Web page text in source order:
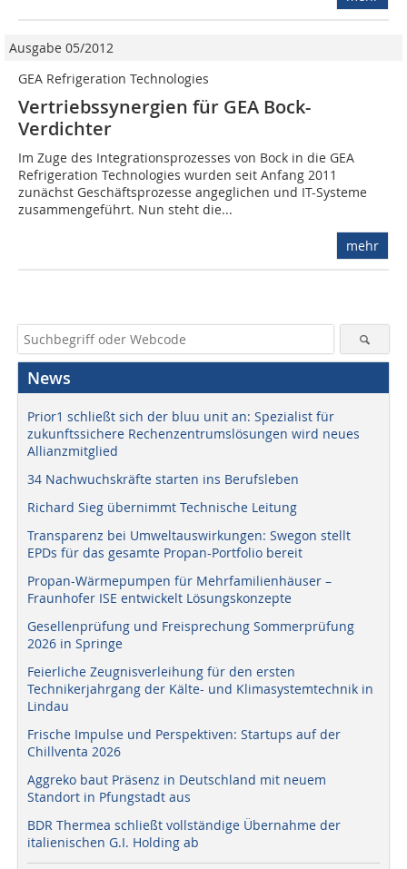
Ausgabe 05/2012
GEA Refrigeration Technologies
Vertriebssynergien für GEA Bock-
Verdichter
Im Zuge des Integrationsprozesses von Bock in die GEA
Refrigeration Technologies wurden seit Anfang 2011
zunächst Geschäftsprozesse angeglichen und IT-Systeme
zusammengeführt. Nun steht die...
mehr
News
Prior1 schließt sich der bluu unit an: Spezialist für
zukunftssichere Rechenzentrumslösungen wird neues
Allianzmitglied
34 Nachwuchskräfte starten ins Berufsleben
Richard Sieg übernimmt Technische Leitung
Transparenz bei Umweltauswirkungen: Swegon stellt
EPDs für das gesamte Propan-Portfolio bereit
Propan-Wärmepumpen für Mehrfamilienhäuser –
Fraunhofer ISE entwickelt Lösungskonzepte
Gesellenprüfung und Freisprechung Sommerprüfung
2026 in Springe
Feierliche Zeugnisverleihung für den ersten
Technikerjahrgang der Kälte- und Klimasystemtechnik in
Lindau
Frische Impulse und Perspektiven: Startups auf der
Chillventa 2026
Aggreko baut Präsenz in Deutschland mit neuem
Standort in Pfungstadt aus
BDR Thermea schließt vollständige Übernahme der
italienischen G.I. Holding ab